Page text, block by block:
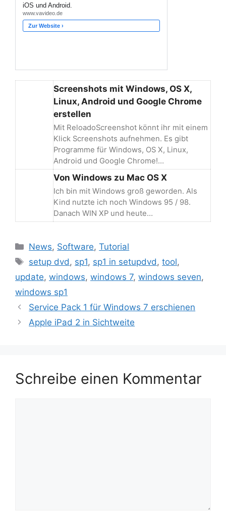
Screenshots mit Windows, OS X,
Linux, Android und Google Chrome
erstellen
Mit ReloadoScreenshot könnt ihr mit einem
Klick Screenshots aufnehmen. Es gibt
Programme für Windows, OS X, Linux,
Android und Google Chrome!…
Von Windows zu Mac OS X
Ich bin mit Windows groß geworden. Als
Kind nutzte ich noch Windows 95 / 98.
Danach WIN XP und heute…
Kategorien
News, Software,Tutorial
Schlagwörter
setup dvd , sp1, sp1 in setupdvd ,tool,
update, windows, windows 7, windows seven,
windows sp1
Beitrags-
Navigation
Service Pack 1 für Windows 7 erschienen
Apple iPad 2 in Sichtweite
Schreibe einen Kommentar